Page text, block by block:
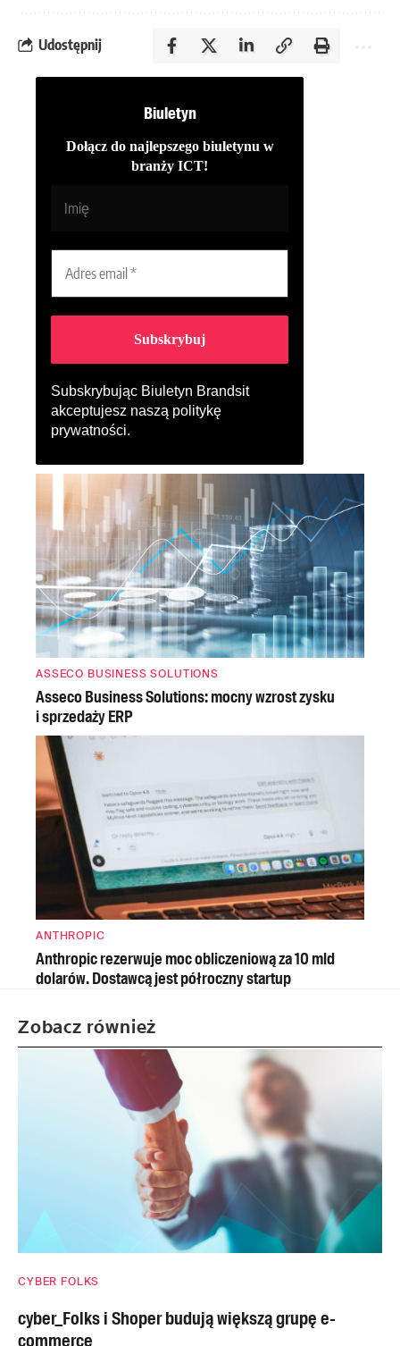
Udostępnij
Biuletyn
Dołącz do najlepszego biuletynu w
branży ICT!
Subskrybując Biuletyn Brandsit
akceptujesz naszą politykę
prywatności.
ASSECO BUSINESS SOLUTIONS
Asseco Business Solutions: mocny wzrost zysku
i sprzedaży ERP
ANTHROPIC
Anthropic rezerwuje moc obliczeniową za 10 mld
dolarów. Dostawcą jest półroczny startup
Zobacz również
CYBER FOLKS
cyber_Folks i Shoper budują większą grupę e-
commerce